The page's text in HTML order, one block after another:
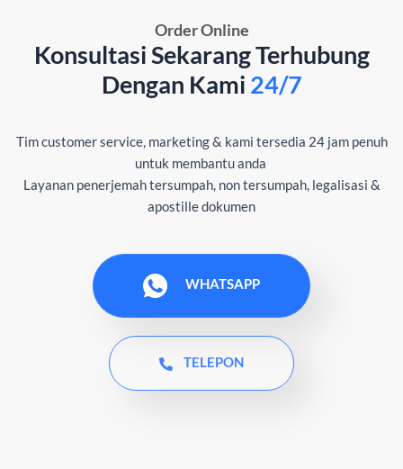
Order Online
Konsultasi Sekarang Terhubung
Dengan Kami 24/7
Tim customer service, marketing & kami tersedia 24 jam penuh
untuk membantu anda
Layanan penerjemah tersumpah, non tersumpah, legalisasi &
apostille dokumen
WHATSAPP
TELEPON